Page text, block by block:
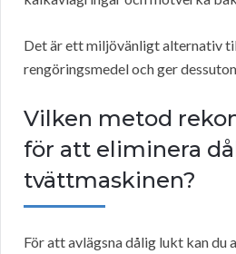
Det är ett miljövänligt alternativ
rengöringsmedel och ger
Vilken metod
för att eliminera
tvättmaskinen?
För att avlägsna dålig lukt kan du